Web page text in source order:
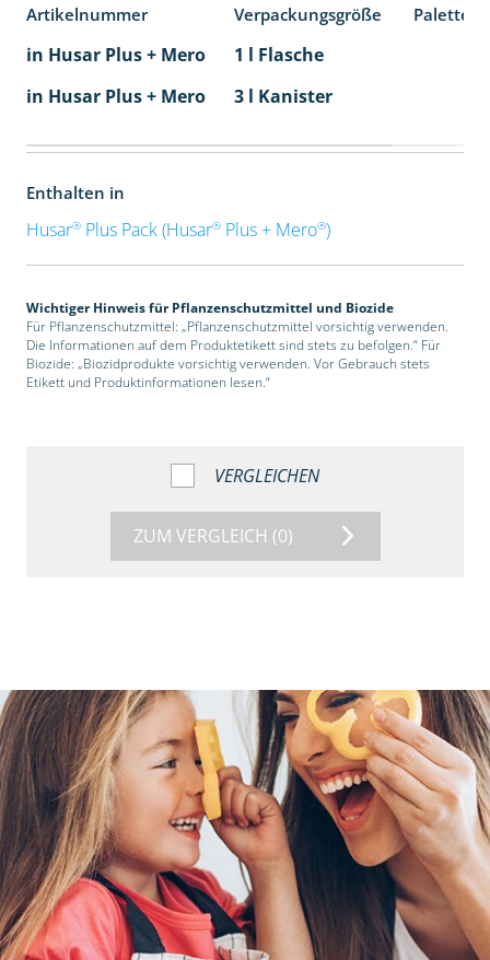
Artikelnummer Verpackungsgröße
in Husar Plus + Mero
1 l Flasche
in Husar Plus + Mero
3 l Kanister
Enthalten in
Husar®Plus Pack (Husar®Plus + Mero®)
Wichtiger Hinweis für Pflanzenschutzmittel und Biozide
Für Pflanzenschutzmittel: „Pflanzenschutzmittel vorsichtig verwenden.
Die Informationen auf dem Produktetikett sind stets zu befolgen.“ Für
Biozide: „Biozidprodukte vorsichtig verwenden. Vor Gebrauch stets
Etikett und Produktinformationen lesen.“
VERGLEICHEN
ZUM VERGLEICH (0)